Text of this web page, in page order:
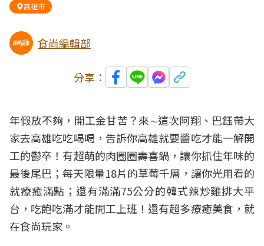
高雄市
食尚編輯部
分享：
年假放不夠，開工金甘苦？來∼這次阿翔、巴鈺帶大
家去高雄吃吃喝喝，告訴你高雄就要醬吃才能一解開
工的鬱卒！有超萌的肉圈圈壽喜鍋，讓你抓住年味的
最後尾巴；每天限量18片的草莓千層，讓你光用看的
就療癒滿點；還有滿滿75公分的韓式辣炒雞排大平
台，吃飽吃滿才能開工上班！還有超多療癒美食，就
在食尚玩家。